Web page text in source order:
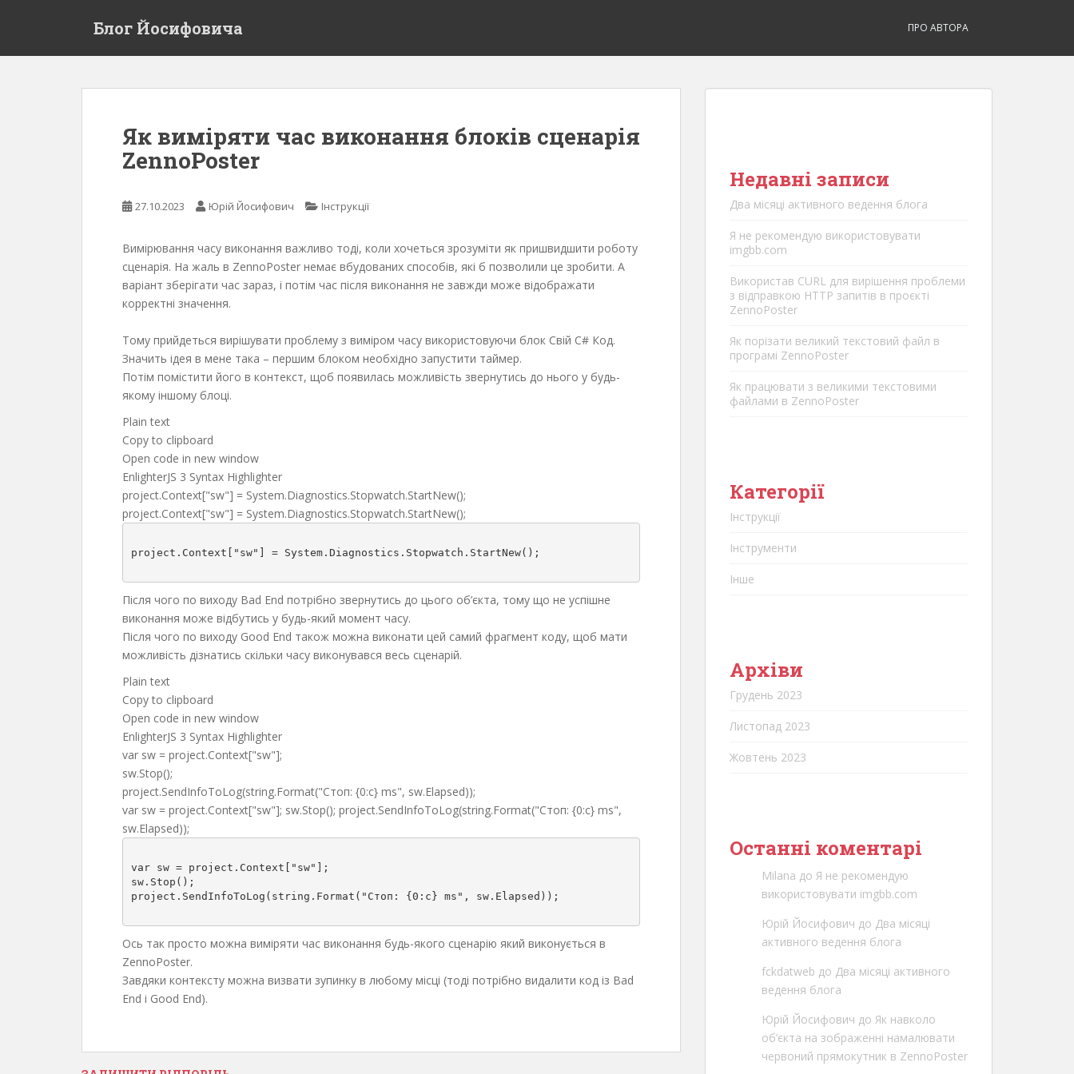
Блог Йосифовича ПРО АВТОРА
Як виміряти час виконання блоків сценарія
ZennoPoster
27.10.2023 Юрій Йосифович Інструкції
Вимірювання часу виконання важливо тоді, коли хочеться зрозуміти як пришвидшити роботу
сценарія. На жаль в ZennoPoster немає вбудованих способів, які б позволили це зробити. А
варіант зберігати час зараз, і потім час після виконання не завжди може відображати
корректні значення.
Тому прийдеться вирішувати проблему з виміром часу використовуючи блок Свій C# Код.
Значить ідея в мене така – першим блоком необхідно запустити таймер.
Потім помістити його в контекст, щоб появилась можливість звернутись до нього у будь-
якому іншому блоці.
Plain text
Copy to clipboard
Open code in new window
EnlighterJS 3 Syntax Highlighter
project.Context["sw"] = System.Diagnostics.Stopwatch.StartNew();
project.Context["sw"] = System.Diagnostics.Stopwatch.StartNew();
project.Context["sw"] = System.Diagnostics.Stopwatch.StartNew();
Після чого по виходу Bad End потрібно звернутись до цього об’єкта, тому що не успішне
виконання може відбутись у будь-який момент часу.
Після чого по виходу Good End також можна виконати цей самий фрагмент коду, щоб мати
можливість дізнатись скільки часу виконувався весь сценарій.
Plain text
Copy to clipboard
Open code in new window
EnlighterJS 3 Syntax Highlighter
var sw = project.Context["sw"];
sw.Stop();
project.SendInfoToLog(string.Format("Стоп: {0:c} ms", sw.Elapsed));
var sw = project.Context["sw"]; sw.Stop(); project.SendInfoToLog(string.Format("Стоп: {0:c} ms",
sw.Elapsed));
var sw = project.Context["sw"];
sw.Stop();
project.SendInfoToLog(string.Format("Стоп: {0:c} ms", sw.Elapsed));
Ось так просто можна виміряти час виконання будь-якого сценарію який виконується в
ZennoPoster.
Завдяки контексту можна визвати зупинку в любому місці (тоді потрібно видалити код із Bad
End і Good End).
Недавні записи
Два місяці активного ведення блога
Я не рекомендую використовувати
imgbb.com
Використав CURL для вирішення проблеми
з відправкою HTTP запитів в проєкті
ZennoPoster
Як порізати великий текстовий файл в
програмі ZennoPoster
Як працювати з великими текстовими
файлами в ZennoPoster
Категорії
Інструкції
Інструменти
Інше
Архіви
Грудень 2023
Листопад 2023
Жовтень 2023
Останні коментарі
Milana до Я не рекомендую
використовувати imgbb.com
Юрій Йосифович до Два місяці
активного ведення блога
fckdatweb до Два місяці активного
ведення блога
Юрій Йосифович до Як навколо
об’єкта на зображенні намалювати
червоний прямокутник в ZennoPoster